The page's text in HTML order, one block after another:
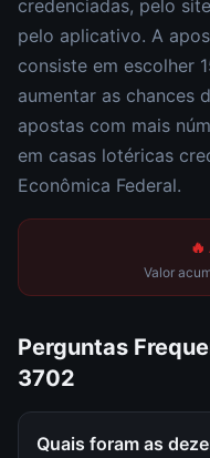
credenciadas, pelo
pelo aplicativo. A
consiste em escolher
aumentar as chances
apostas com mais
em casas lotéricas
Econômica Federal.
Valor
Perguntas
3702
Quais foram as